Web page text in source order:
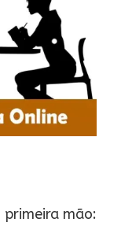
primeira mão: